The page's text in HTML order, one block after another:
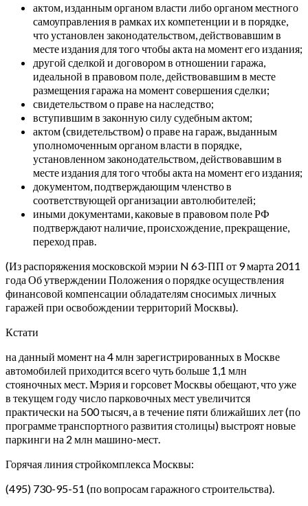
актом, изданным органом власти либо органом местного
самоуправления в рамках их компетенции и в порядке,
что установлен законодательством, действовавшим в
месте издания для того чтобы акта на момент его издания;
другой сделкой и договором в отношении гаража,
идеальной в правовом поле, действовавшим в месте
размещения гаража на момент совершения сделки;
свидетельством о праве на наследство;
вступившим в законную силу судебным актом;
актом (свидетельством) о праве на гараж, выданным
уполномоченным органом власти в порядке,
установленном законодательством, действовавшим в
месте издания для того чтобы акта на момент его издания;
документом, подтверждающим членство в
соответствующей организации автолюбителей;
иными документами, каковые в правовом поле РФ
подтверждают наличие, происхождение, прекращение,
переход прав.
(Из распоряжения московской мэрии N 63-ПП от 9 марта 2011
года Об утверждении Положения о порядке осуществления
финансовой компенсации обладателям сносимых личных
гаражей при освобождении территорий Москвы).
Кстати
на данный момент на 4 млн зарегистрированных в Москве
автомобилей приходится всего чуть больше 1,1 млн
стояночных мест. Мэрия и горсовет Москвы обещают, что уже
в текущем году число парковочных мест увеличится
практически на 500 тысяч, а в течение пяти ближайших лет (по
программе транспортного развития столицы) выстроят новые
паркинги на 2 млн машино-мест.
Горячая линия стройкомплекса Москвы:
(495) 730-95-51 (по вопросам гаражного строительства).